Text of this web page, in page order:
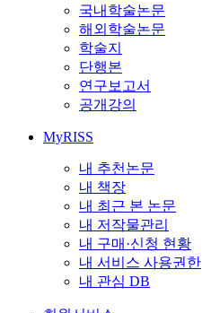
국내학술논문
해외학술논문
학술지
단행본
연구보고서
공개강의
MyRISS
내 추천논문
내 책장
내 최근 본 논문
내 저작물관리
내 구매·신청 현황
내 서비스 사용권한
내 관심 DB